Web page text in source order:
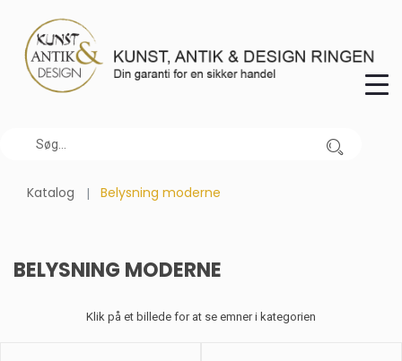
Katalog Belysning moderne
BELYSNING MODERNE
Klik på et billede for at se emner i kategorien